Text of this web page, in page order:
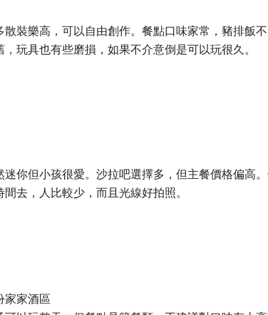
裝樂高，可以自由創作。餐點口味家常，豬排飯不
玩具也有些磨損，如果不介意倒是可以玩很久。
你但小孩很愛。沙拉吧選擇多，但主餐價格偏高
去，人比較少，而且光線好拍照。
家家酒區